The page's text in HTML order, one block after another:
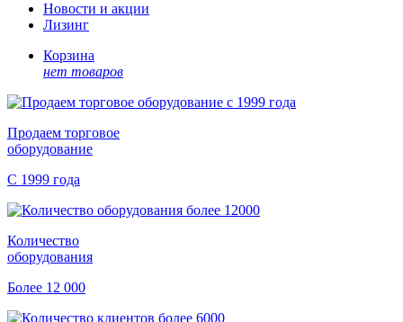
Новости и акции
Лизинг
Корзина
нет товаров
Продаем торговое
оборудование
С 1999 года
Количество
оборудования
Более 12 000